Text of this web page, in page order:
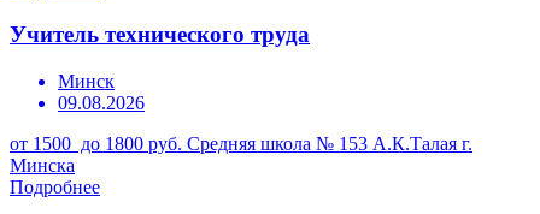
Учитель технического труда
Минск
09.08.2026
от 1500 до 1800 руб. Средняя школа № 153 А.К.Талая г.
Минска
Подробнее